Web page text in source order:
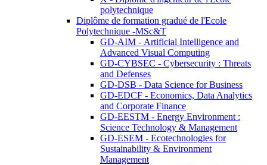
polytechnique
Diplôme de formation gradué de l'Ecole
Polytechnique -MSc&T
GD-AIM - Artificial Intelligence and
Advanced Visual Computing
GD-CYBSEC - Cybersecurity : Threats
and Defenses
GD-DSB - Data Science for Business
GD-EDCF - Economics, Data Analytics
and Corporate Finance
GD-EESTM - Energy Environment :
Science Technology & Management
GD-ESEM - Ecotechnologies for
Sustainability & Environment
Management